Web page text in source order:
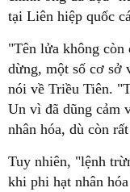
tại Liên hiệp quốc
"Tên lửa không còn
dừng, một số cơ sở
nói về Triều Tiên.
Un vì đã dũng cảm
nhân hóa, dù còn
Tuy nhiên, "lệnh
khi phi hạt nhân